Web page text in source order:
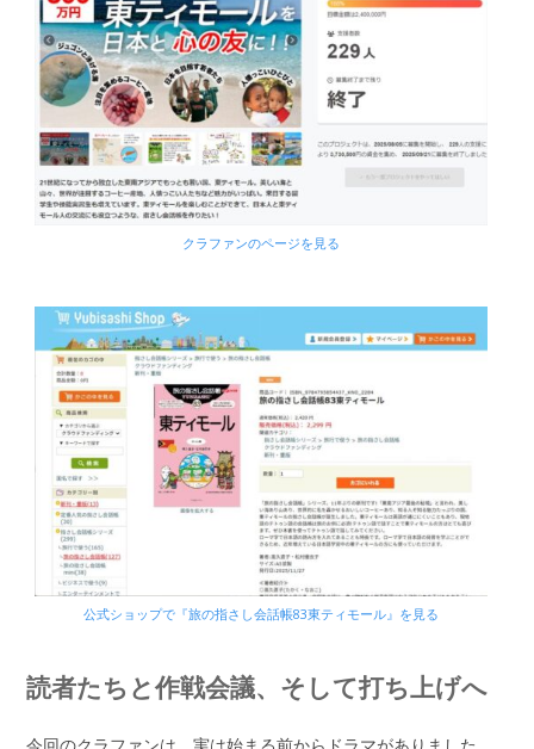
クラファンのページを見る
公式ショップで『旅の指さし会話帳83東ティモール』を見る
読者たちと作戦会議、そして打ち上げへ